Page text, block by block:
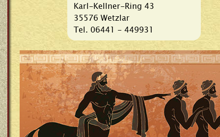
Karl-Kellner-Ring 43
35576 Wetzlar
Tel. 06441 - 449931